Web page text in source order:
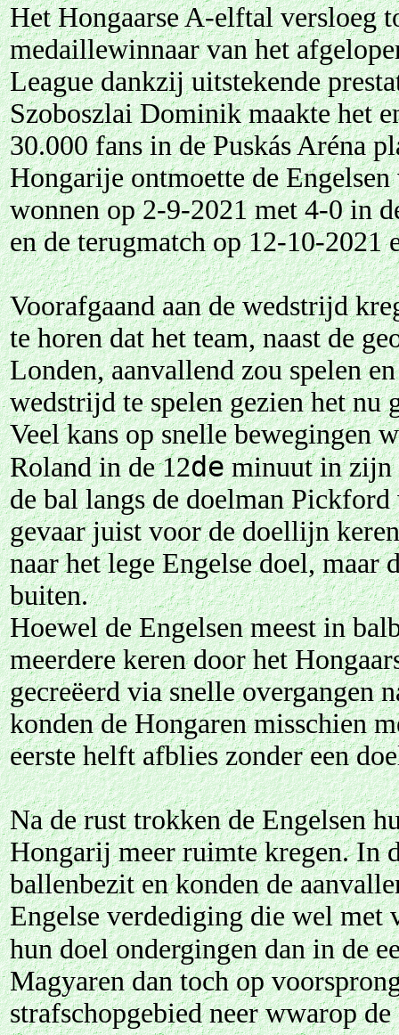
Het Hongaarse A-elftal versloeg
medaillewinnaar van het
League dankzij uitstekende
Szoboszlai Dominik maakte het
30.000 fans in de Puskás Aréna
Hongarije ontmoette de
wonnen op 2-9-2021 met 4-0 in
en de terugmatch op 12-10-
Voorafgaand aan de wedstrijd
te horen dat het team, naast de
Londen, aanvallend zou spelen
wedstrijd te spelen gezien het nu
Veel kans op snelle bewegingen
Roland in de 12deminuut in zijn
de bal langs de doelman
gevaar juist voor de doellijn
naar het lege Engelse doel, maar
buiten.
Hoewel de Engelsen meest in
meerdere keren door het
gecreëerd via snelle overgangen
konden de Hongaren misschien
eerste helft afblies zonder een
Na de rust trokken de Engelsen
Hongarij meer ruimte kregen. In
ballenbezit en konden de
Engelse verdediging die wel
hun doel ondergingen dan in de
Magyaren dan toch op
strafschopgebied neer wwarop